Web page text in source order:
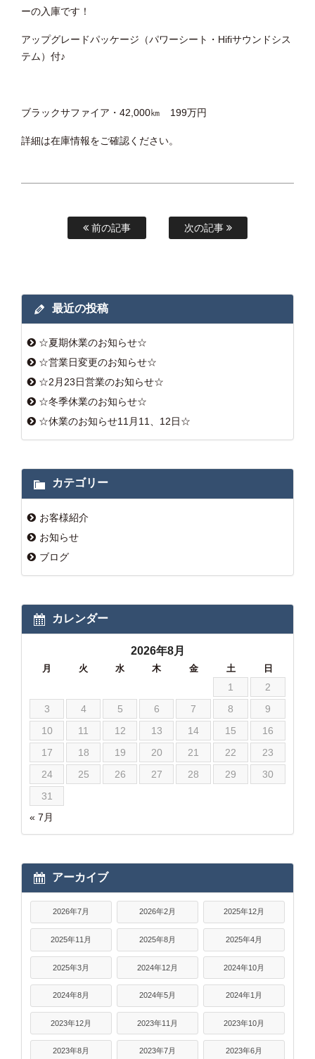
ーの入庫です！
アップグレードパッケージ（パワーシート・Hifiサウンドシス
テム）付♪
ブラックサファイア・42,000㎞ 199万円
詳細は在庫情報をご確認ください。
前の記事 次の記事
最近の投稿
☆夏期休業のお知らせ☆
☆営業日変更のお知らせ☆
☆2月23日営業のお知らせ☆
☆冬季休業のお知らせ☆
☆休業のお知らせ11月11、12日☆
カテゴリー
お客様紹介
お知らせ
ブログ
カレンダー
2026年8月
月 火 水 木 金 土 日
« 7月
1
2
3
4 5 6 7 8
9
10
11 12 13 14 15
16
17
18 19 20 21 22
23
24
25 26 27 28 29
30
31
アーカイブ
2026年7月 2026年2月 2025年12月
2025年11月 2025年8月 2025年4月
2025年3月 2024年12月 2024年10月
2024年8月 2024年5月 2024年1月
2023年12月 2023年11月 2023年10月
2023年8月 2023年7月 2023年6月